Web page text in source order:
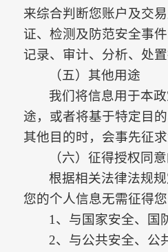
来综合判断您账户及交
证、检测及防范安全事
记录、审计、分析、处置
（五）其他用途
我们将信息用于本
途，或者将基于特定目
其他目的时，会事先征求
（六）征得授权同
根据相关法律法规
您的个人信息无需征得您
1、与国家安全、国
2、与公共安全、公